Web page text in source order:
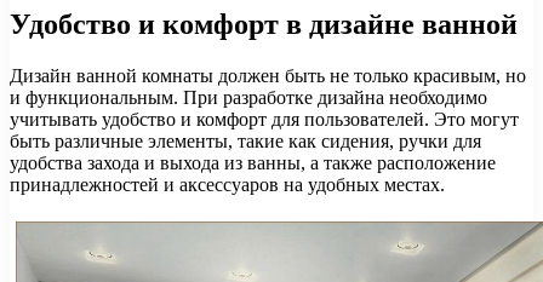
Удобство и комфорт в дизайне ванной
Дизайн ванной комнаты должен быть не только красивым, но
и функциональным. При разработке дизайна необходимо
учитывать удобство и комфорт для пользователей. Это могут
быть различные элементы, такие как сидения, ручки для
удобства захода и выхода из ванны, а также расположение
принадлежностей и аксессуаров на удобных местах.